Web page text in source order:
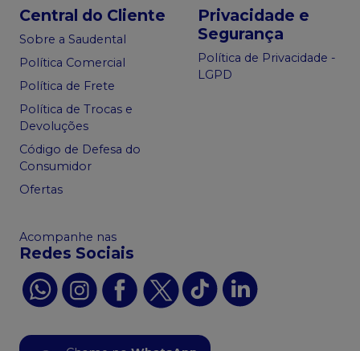
Central do Cliente
Sobre a Saudental
Política Comercial
Política de Frete
Política de Trocas e
Devoluções
Código de Defesa do
Consumidor
Ofertas
Privacidade e
Segurança
Política de Privacidade -
LGPD
Acompanhe nas
Redes Sociais